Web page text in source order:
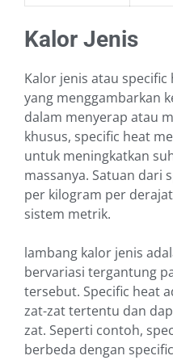
Kalor Jenis
Kalor jenis atau
yang menggambarkan
dalam menyerap atau
khusus, specific heat
untuk meningkatkan
massanya. Satuan dari
per kilogram per derajat
sistem metrik.
lambang kalor jenis
bervariasi tergantung
tersebut. Specific heat
zat-zat tertentu dan
zat. Seperti contoh,
berbeda dengan